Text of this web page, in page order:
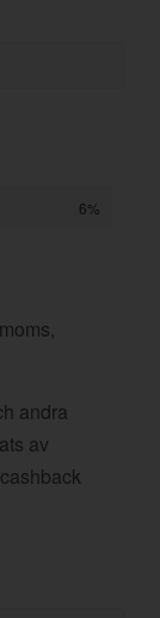
6%
andra
av